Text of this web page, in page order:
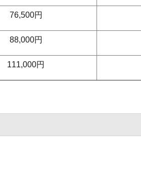
76,500円
88,000円
111,000円